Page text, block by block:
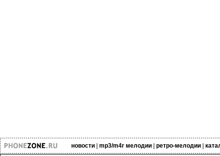
новости| mp3/m4r мелодии| ретро-мелодии|